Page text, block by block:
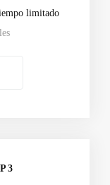
limitado